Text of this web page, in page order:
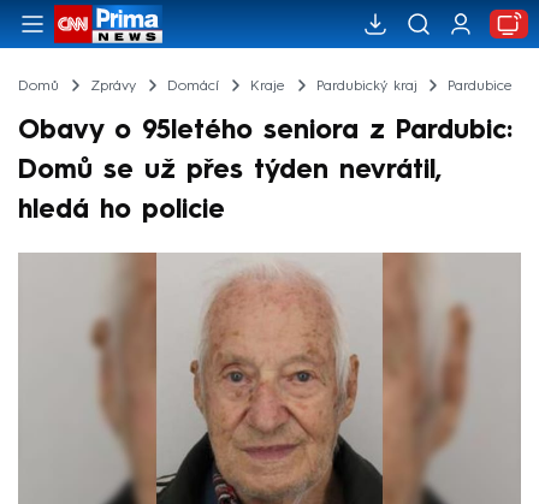
Domů Zprávy Domácí Kraje Pardubický kraj Pardubice
Obavy o 95letého seniora z Pardubic:
Domů se už přes týden nevrátil,
hledá ho policie